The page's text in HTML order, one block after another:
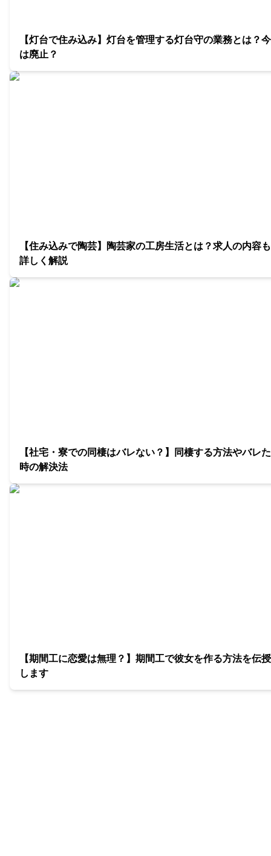
【灯台で住み込み】灯台を管理する灯台守の業務とは？今
は廃止？
【住み込みで陶芸】陶芸家の工房生活とは？求人の内容も
詳しく解説
【社宅・寮での同棲はバレない？】同棲する方法やバレた
時の解決法
【期間工に恋愛は無理？】期間工で彼女を作る方法を伝授
します